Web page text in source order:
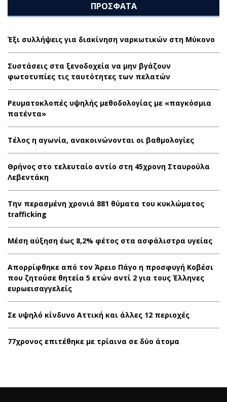
ΠΡΟΣΦΑΤΑ
Έξι συλλήψεις για διακίνηση ναρκωτικών στη Μύκονο
Συστάσεις στα ξενοδοχεία να μην βγάζουν
φωτοτυπίες τις ταυτότητες των πελατών
Ρευματοκλοπές υψηλής μεθοδολογίας με «παγκόσμια
πατέντα»
Τέλος η αγωνία, ανακοινώνονται οι βαθμολογίες
Θρήνος στο τελευταίο αντίο στη 45χρονη Σταυρούλα
Λεβεντάκη
Την περασμένη χρονιά 881 θύματα του κυκλώματος
trafficking
Μέση αύξηση έως 8,2% φέτος στα ασφάλιστρα υγείας
Απορρίφθηκε από τον Άρειο Πάγο η προσφυγή Κοβέσι
που ζητούσε θητεία 5 ετών αντί 2 για τους Έλληνες
ευρωεισαγγελείς
Σε υψηλό κίνδυνο Αττική και άλλες 12 περιοχές
77χρονος επιτέθηκε με τρίαινα σε δύο άτομα